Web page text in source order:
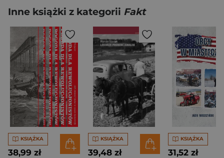
Inne książki z kategorii Fakt
KSIĄŻKA
38,99 zł
KSIĄŻKA
39,48 zł
KSIĄŻKA
31,52 zł